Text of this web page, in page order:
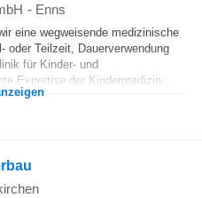
- Enns
eine wegweisende medizinische
oder Teilzeit, Dauerverwendung
für Kinder- und
Expertise der Kindermedizin...